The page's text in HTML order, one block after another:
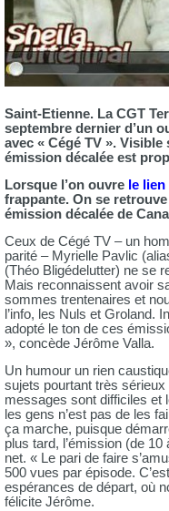
Saint-Etienne. La CGT
septembre dernier d’un
avec « Cégé TV ».
émission décalée est
Lorsque l’on ouvre le
frappante. On se
émission décalée de
Ceux de Cégé TV – un
parité – Myrielle Pavlic
(Théo Bligédelutter) ne se
Mais reconnaissent avoir
sommes trentenaires et
l’info, les Nuls et Groland.
adopté le ton de ces
», concède Jérôme Valla.
Un humour un rien
sujets pourtant très
messages sont difficiles et
les gens n’est pas de les
ça marche, puisque
plus tard, l’émission (de 10
net. « Le pari de faire
500 vues par épisode.
espérances de départ, où
félicite Jérôme.